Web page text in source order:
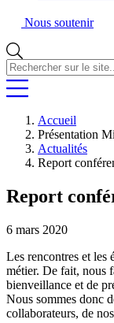
Nous soutenir
Rechercher
sur
le
Accueil
Présentation
Actualités
Report
Report
6 mars 2020
Les rencontres et les
métier. De fait, nous
bienveillance et de
Nous sommes donc
collaborateurs, de